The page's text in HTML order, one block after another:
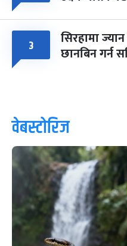
३ सिरहामा
छानबिन गर्न
वेबस्टोरिज